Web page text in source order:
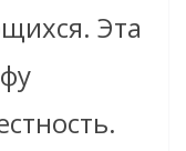
Эта